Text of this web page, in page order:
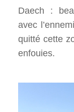
Daech :
avec
quitté cette
enfouies.